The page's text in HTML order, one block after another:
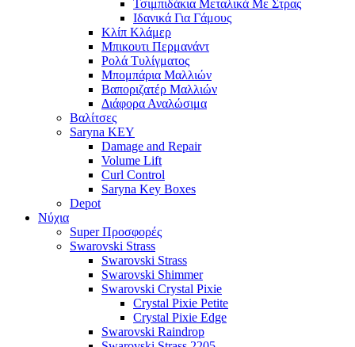
Τσιμπιδάκια Μεταλικά Με Στρας
Ιδανικά Για Γάμους
Κλίπ Κλάμερ
Μπικουτι Περμανάντ
Ρολά Τυλίγματος
Μπομπάρια Μαλλιών
Βαποριζατέρ Μαλλιών
Διάφορα Αναλώσιμα
Βαλίτσες
Saryna KEY
Damage and Repair
Volume Lift
Curl Control
Saryna Key Boxes
Depot
Νύχια
Super Προσφορές
Swarovski Strass
Swarovski Strass
Swarovski Shimmer
Swarovski Crystal Pixie
Crystal Pixie Petite
Crystal Pixie Edge
Swarovski Raindrop